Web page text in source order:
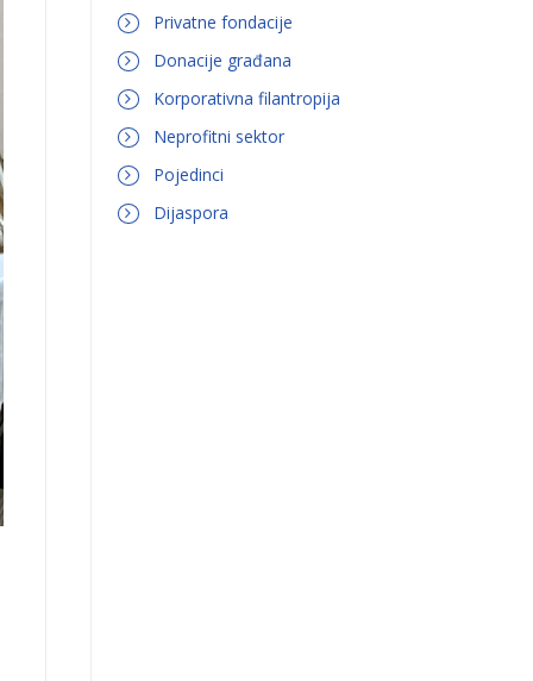
Privatne fondacije
Donacije građana
Korporativna filantropija
Neprofitni sektor
Pojedinci
Dijaspora